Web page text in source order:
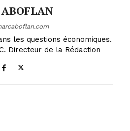
les questions économiques.
Directeur de la Rédaction